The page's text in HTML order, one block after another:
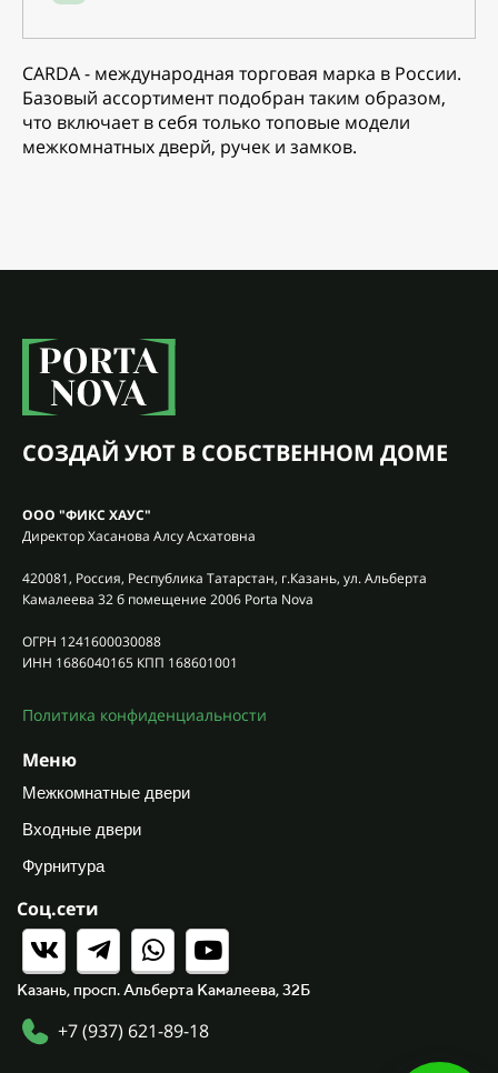
CARDA - международная торговая марка в России.
Базовый ассортимент подобран таким образом,
что включает в себя только топовые модели
межкомнатных дверй, ручек и замков.
СОЗДАЙ УЮТ В СОБСТВЕННОМ ДОМЕ
ООО "ФИКС ХАУС"
Директор Хасанова Алсу Асхатовна
420081, Россия, Республика Татарстан, г.Казань, ул. Альберта
Камалеева 32 б помещение 2006 Porta Nova
ОГРН 1241600030088
ИНН 1686040165 КПП 168601001
Политика конфиденциальности
Меню
Межкомнатные двери
Входные двери
Фурнитура
Соц.сети
Казань, просп. Альберта Камалеева, 32Б
+7 (937) 621-89-18